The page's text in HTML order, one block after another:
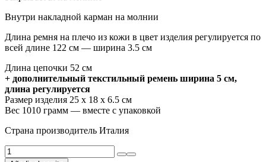
Внутри накладной карман на молнии
Длина ремня на плечо из кожи в цвет изделия регулируется по
всей длине 122 см — ширина 3.5 см
Длина цепочки 52 см
+ дополнительный текстильный ремень ширина 5 см,
длина регулируется
Размер изделия 25 х 18 х 6.5 см
Вес 1010 грамм — вместе с упаковкой
Страна производитель Италия
AB.Z